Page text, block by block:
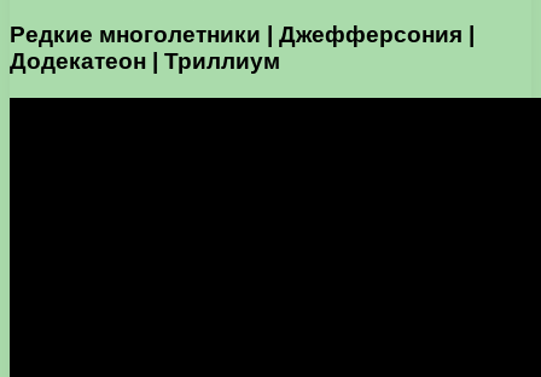
Редкие многолетники | Джефферсония |
Додекатеон | Триллиум